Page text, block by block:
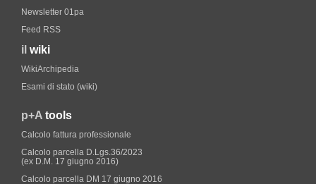
Newsletter 01pa
Feed RSS
il wiki
WikiArchipedia
Esami di stato (wiki)
p+A tools
Calcolo fattura professionale
Calcolo parcella D.Lgs.36/2023
(ex D.M. 17 giugno 2016)
Calcolo parcella DM 17 giugno 2016